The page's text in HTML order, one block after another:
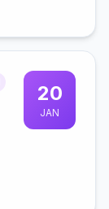
20
JAN